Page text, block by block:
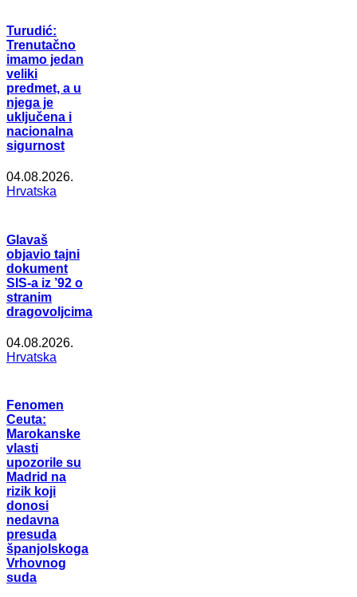
Turudić:
Trenutačno
imamo jedan
veliki
predmet, a u
njega je
uključena i
nacionalna
sigurnost
04.08.2026.
Hrvatska
Glavaš
objavio tajni
dokument
SIS-a iz ’92 o
stranim
dragovoljcima
04.08.2026.
Hrvatska
Fenomen
Ceuta:
Marokanske
vlasti
upozorile su
Madrid na
rizik koji
donosi
nedavna
presuda
španjolskoga
Vrhovnog
suda